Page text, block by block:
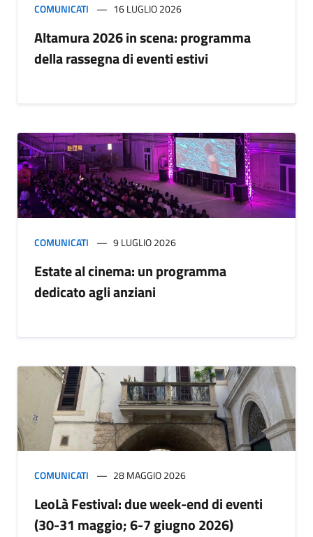
COMUNICATI 16 LUGLIO 2026
Altamura 2026 in scena: programma
della rassegna di eventi estivi
COMUNICATI 9 LUGLIO 2026
Estate al cinema: un programma
dedicato agli anziani
COMUNICATI 28 MAGGIO 2026
LeoLà Festival: due week-end di eventi
(30-31 maggio; 6-7 giugno 2026)